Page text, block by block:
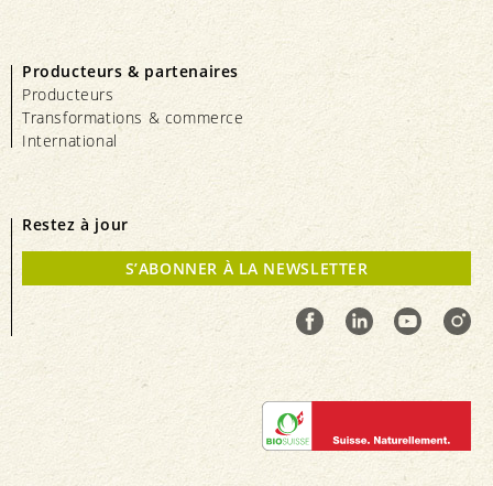
Producteurs & partenaires
Producteurs
Transformations & commerce
International
Restez à jour
S’ABONNER À LA NEWSLETTER